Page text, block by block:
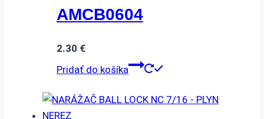
AMCB0604
2.30 €
Pridať do košíka